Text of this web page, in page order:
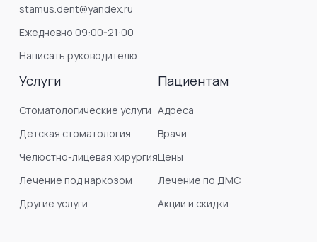
stamus.dent@yandex.ru
Ежедневно 09:00-21:00
Написать руководителю
Услуги
Стоматологические услуги
Детская стоматология
Челюстно-лицевая хирургия
Лечение под наркозом
Другие услуги
Пациентам
Адреса
Врачи
Цены
Лечение по ДМС
Акции и скидки